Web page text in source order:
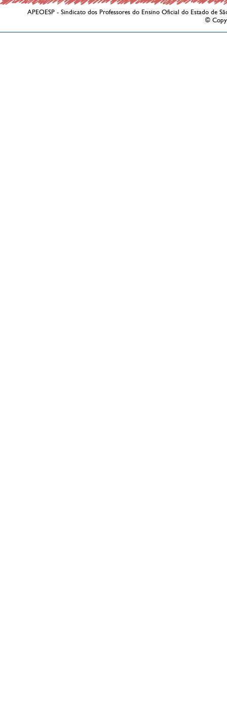
APEOESP - Sindicato dos Professores do Ensino Oficial do Estado de
©